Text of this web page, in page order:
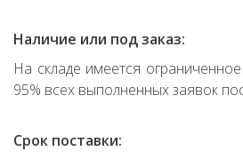
Наличие или под заказ:
На складе имеется
95% всех выполненных заявок
Срок поставки: